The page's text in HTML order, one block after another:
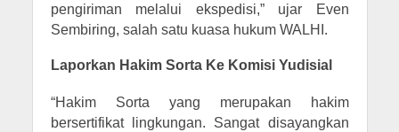
pengiriman melalui ekspedisi,” ujar Even
Sembiring, salah satu kuasa hukum WALHI.
Laporkan Hakim Sorta Ke Komisi Yudisial
“Hakim Sorta yang merupakan hakim
bersertifikat lingkungan. Sangat disayangkan